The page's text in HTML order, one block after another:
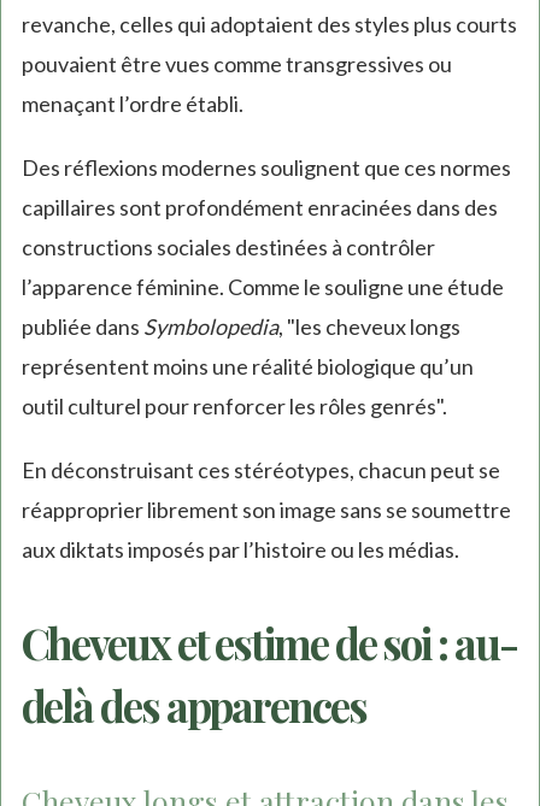
revanche, celles qui adoptaient des styles plus courts
pouvaient être vues comme transgressives ou
menaçant l’ordre établi.
Des réflexions modernes soulignent que ces normes
capillaires sont profondément enracinées dans des
constructions sociales destinées à contrôler
l’apparence féminine. Comme le souligne une étude
publiée dans Symbolopedia, "les cheveux longs
représentent moins une réalité biologique qu’un
outil culturel pour renforcer les rôles genrés".
En déconstruisant ces stéréotypes, chacun peut se
réapproprier librement son image sans se soumettre
aux diktats imposés par l’histoire ou les médias.
Cheveux et estime de soi : au-
delà des apparences